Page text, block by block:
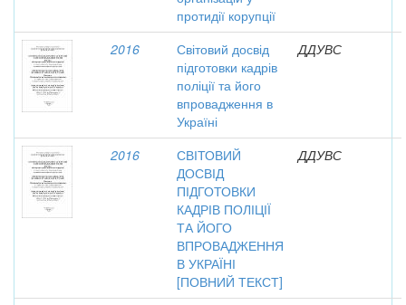
протидії корупції
2016
Світовий досвід
підготовки кадрів
поліції та його
впровадження в
Україні
ДДУВС
2016
СВІТОВИЙ
ДОСВІД
ПІДГОТОВКИ
КАДРІВ ПОЛІЦІЇ
ТА ЙОГО
ВПРОВАДЖЕННЯ
В УКРАЇНІ
[ПОВНИЙ ТЕКСТ]
ДДУВС